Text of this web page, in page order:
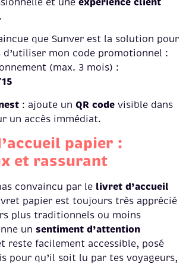
.
que Sunver est la solution pour
d’utiliser mon code promotionnel :
(max. 3 mois) :
: ajoute un QR code visible dans
un accès immédiat.
papier :
et rassurant
convaincu par le livret d’accueil
papier est toujours très apprécié
plus traditionnels ou moins
un sentiment d’attention
reste facilement accessible, posé
pour qu’il soit lu par tes voyageurs,